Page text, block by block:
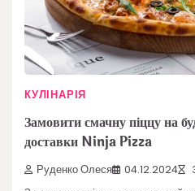
КУЛІНАРІЯ
Замовити смачну піццу на
доставки Ninja Pizza
Руденко Олеся 04.12.2024